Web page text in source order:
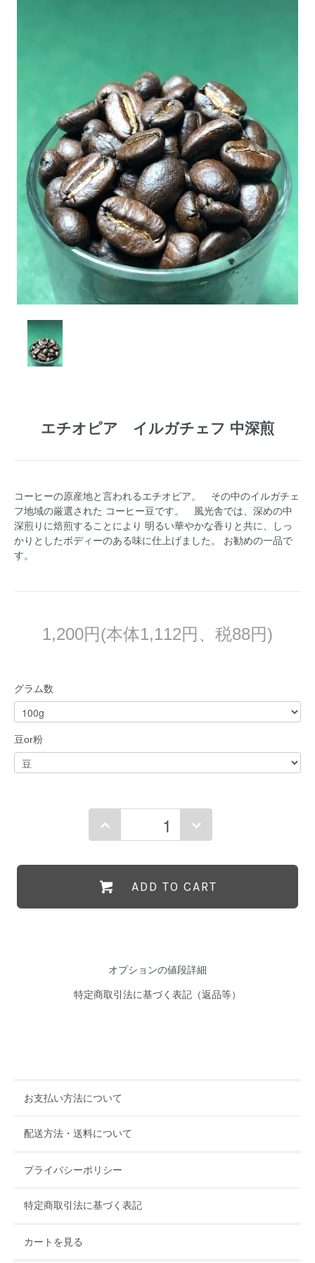
エチオピア イルガチェフ 中深煎
コーヒーの原産地と言われるエチオピア。 その中のイルガチェ
フ地域の厳選された コーヒー豆です。 風光舎では、深めの中
深煎りに焙煎することにより 明るい華やかな香りと共に、しっ
かりとしたボディーのある味に仕上げました。 お勧めの一品で
す。
1,200円(本体1,112円、税88円)
グラム数
豆or粉
ADD TO CART
オプションの値段詳細
特定商取引法に基づく表記（返品等）
お支払い方法について
配送方法・送料について
プライバシーポリシー
特定商取引法に基づく表記
カートを見る